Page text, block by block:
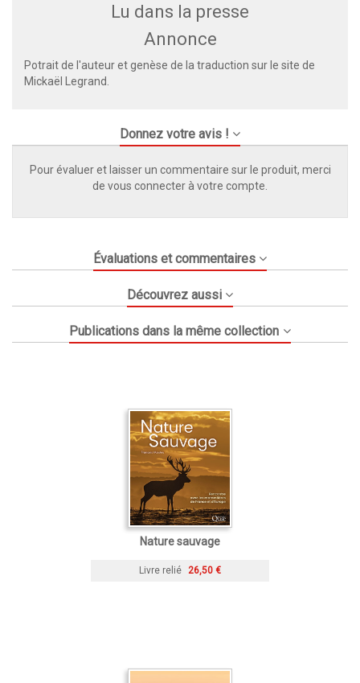
Lu dans la presse
Annonce
Potrait de l'auteur et genèse de la traduction sur le site de
Mickaël Legrand.
Donnez votre avis !
Pour évaluer et laisser un commentaire sur le produit, merci
de vous connecter à votre compte.
Évaluations et commentaires
Découvrez aussi
Publications dans la même collection
Nature sauvage
Livre relié 26,50 €